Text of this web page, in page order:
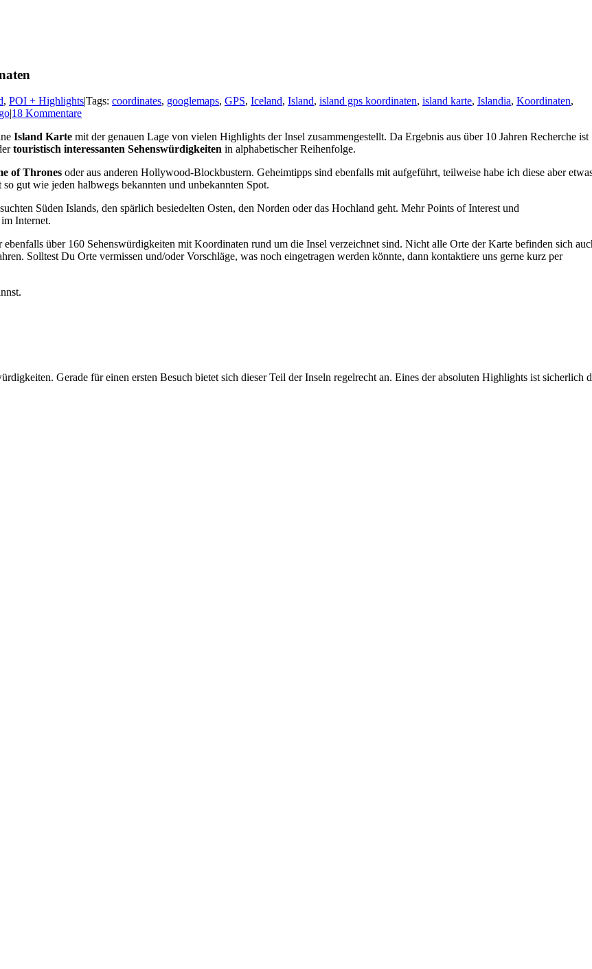
, POI + Highlights|Tags: coordinates, googlemaps, GPS, Iceland, Island, island gps koordinaten, island karte, Islandia, Koordinaten,
|18 Kommentare
Island Karte mit der genauen Lage von vielen Highlights der Insel zusammengestellt. Da Ergebnis aus über 10 Jahren Recherche ist
touristisch interessanten Sehenswürdigkeiten in alphabetischer Reihenfolge.
of Thrones oder aus anderen Hollywood-Blockbustern. Geheimtipps sind ebenfalls mit aufgeführt, teilweise habe ich diese aber
gut wie jeden halbwegs bekannten und unbekannten Spot.
Süden Islands, den spärlich besiedelten Osten, den Norden oder das Hochland geht. Mehr Points of Interest und
Internet.
über 160 Sehenswürdigkeiten mit Koordinaten rund um die Insel verzeichnet sind. Nicht alle Orte der Karte befinden sich
Solltest Du Orte vermissen und/oder Vorschläge, was noch eingetragen werden könnte, dann kontaktiere uns gerne kurz per
Gerade für einen ersten Besuch bietet sich dieser Teil der Inseln regelrecht an. Eines der absoluten Highlights ist sicherlich